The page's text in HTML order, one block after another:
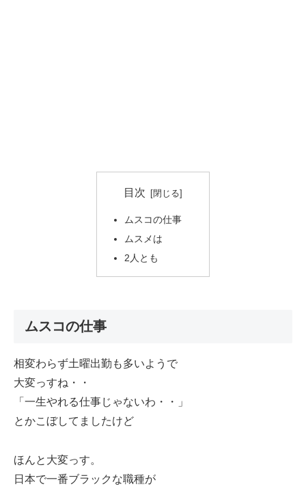
目次
ムスコの仕事
ムスメは
2人とも
ムスコの仕事
相変わらず土曜出勤も多いようで
大変っすね・・
「一生やれる仕事じゃないわ・・」
とかこぼしてましたけど
ほんと大変っす。
日本で一番ブラックな職種が